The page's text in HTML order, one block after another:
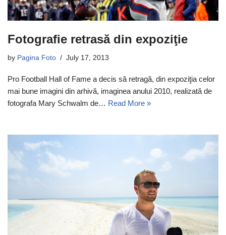
Fotografie retrasă din expoziţie
by Pagina Foto July 17, 2013
Pro Football Hall of Fame a decis să retragă, din expoziţia celor
mai bune imagini din arhivă, imaginea anului 2010, realizată de
fotografa Mary Schwalm de… Read More »